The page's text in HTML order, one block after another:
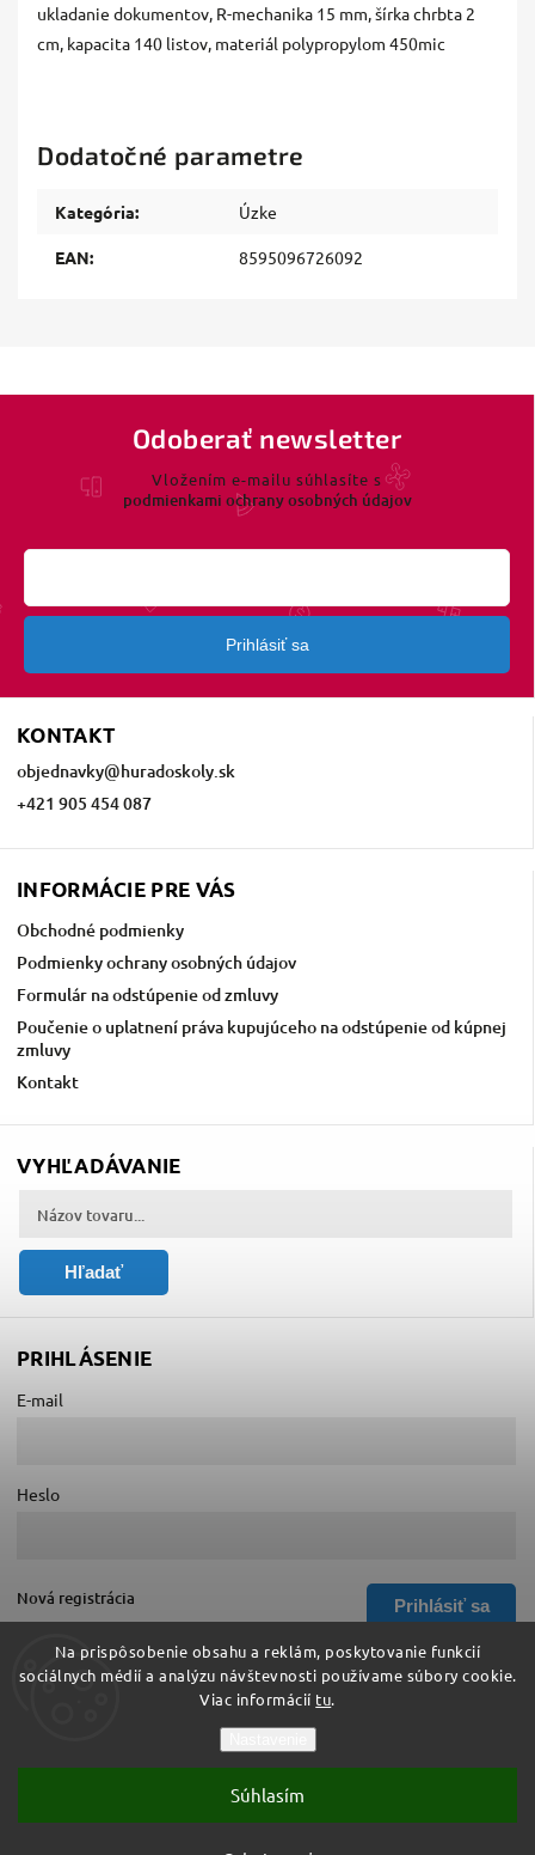
Na prispôsobenie obsahu a reklám, poskytovanie funkcií
sociálnych médií a analýzu návštevnosti používame súbory cookie.
Viac informácií tu.
Súhlasím
ukladanie dokumentov, R-mechanika 15 mm, šírka chrbta 2
cm, kapacita 140 listov, materiál polypropylom 450mic
Dodatočné parametre
Kategória: Úzke
EAN: 8595096726092
KONTAKT
objednavky@huradoskoly.sk
+421 905 454 087
INFORMÁCIE PRE VÁS
Obchodné podmienky
Podmienky ochrany osobných údajov
Formulár na odstúpenie od zmluvy
Poučenie o uplatnení práva kupujúceho na odstúpenie od kúpnej
zmluvy
Kontakt
Odoberať newsletter
Vložením e-mailu súhlasíte s
podmienkami ochrany osobných údajov
Prihlásiť sa
VYHĽADÁVANIE
Hľadať
PRIHLÁSENIE
E-mail
Heslo
Prihlásiť sa
Nová registrácia
Zabudnuté heslo
Vytvoril Shoptet
Hurá do školy. Všetky práva vyhradené.
Upraviť nastavenie cookies
Shoptet| Design